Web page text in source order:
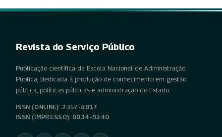
Revista do Serviço Público
Publicação científica da Escola Nacional de Administração
Pública, dedicada à produção de conhecimento em gestão
pública, políticas públicas e administração do Estado.
ISSN (ONLINE): 2357-8017
ISSN (IMPRESSO): 0034-9240